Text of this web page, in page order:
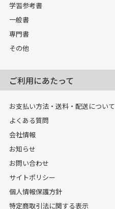
学習参考書
一般書
専門書
その他
ご利用にあたって
お支払い方法・送料・配送について
よくある質問
会社情報
お知らせ
お問い合わせ
サイトポリシー
個人情報保護方針
特定商取引法に関する表示